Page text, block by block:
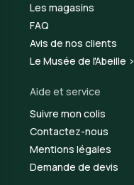
Les magasins
FAQ
Avis de nos clients
Le Musée de l'Abeille >
Aide et service
Suivre mon colis
Contactez-nous
Mentions légales
Demande de devis